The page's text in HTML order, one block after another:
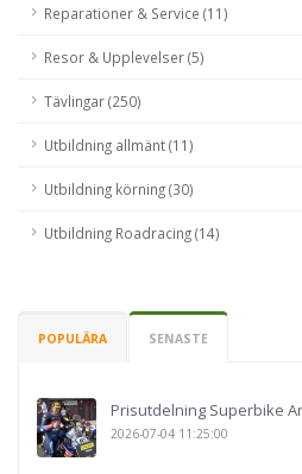
Reparationer & Service (11)
Resor & Upplevelser (5)
Tävlingar (250)
Utbildning allmänt (11)
Utbildning körning (30)
Utbildning Roadracing (14)
POPULÄRA SENASTE
Prisutdelning Superbike
2026-07-04 11:25:00